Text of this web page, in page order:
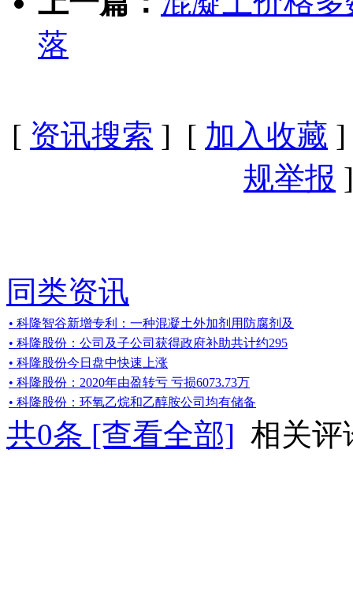
落
[ 资讯搜索 ] [ 加入收藏
规举报
同类资讯
• 科隆智谷新增专利：一种混凝土外加剂用防腐剂及
• 科隆股份：公司及子公司获得政府补助共计约295
• 科隆股份今日盘中快速上涨
• 科隆股份：2020年由盈转亏 亏损6073.73万
• 科隆股份：环氧乙烷和乙醇胺公司均有储备
共0条 [查看全部] 相关评